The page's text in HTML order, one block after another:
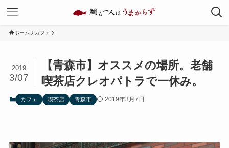
ホーム カフェ
【青森市】オススメの場所。老舗
喫茶店クレオパトラで一休み。
2019
3/07
カフェ 喫茶店 青森市 2019年3月7日